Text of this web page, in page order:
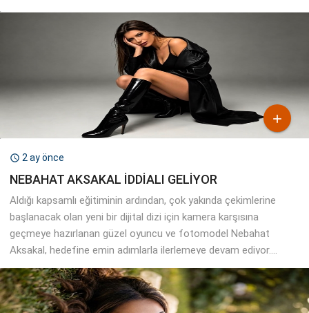

 2 ay önce
NEBAHAT AKSAKAL İDDİALI GELİYOR
Aldığı kapsamlı eğitiminin ardından, çok yakında çekimlerine
başlanacak olan yeni bir dijital dizi için kamera karşısına
geçmeye hazırlanan güzel oyuncu ve fotomodel Nebahat
Aksakal, hedefine emin adımlarla ilerlemeye devam ediyor....